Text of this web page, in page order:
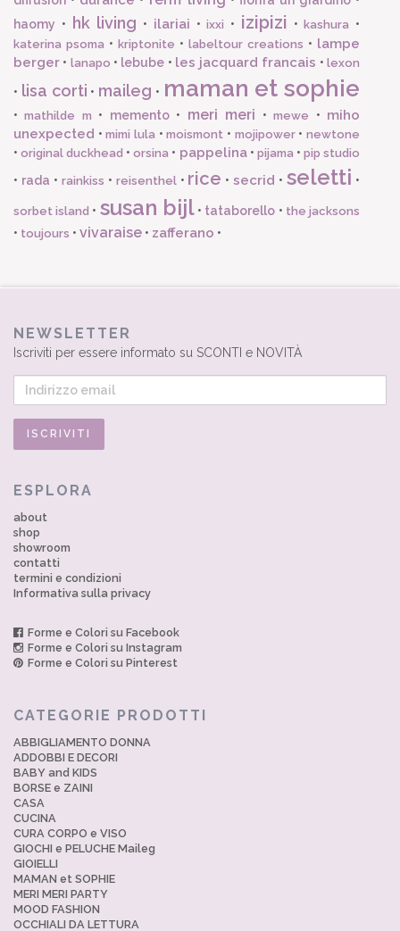
haomy • hk living • ilariai •ixxi • izipizi •kashura •
katerina psoma • kriptonite • labeltour creations • lampe
berger • lanapo • lebube • les jacquard francais •lexon
• lisa corti • maileg • maman et sophie
•mathilde m • memento• meri meri •mewe • miho
unexpected •mimi lula •moismont • mojipower•newtone
•original duckhead •orsina • pappelina• pijama • pip studio
• rada • rainkiss • reisenthel• rice •secrid •seletti •
sorbet island • susan bijl• tataborello • the jacksons
• toujours • vivaraise • zafferano •
NEWSLETTER
Iscriviti per essere informato su SCONTI e NOVITÀ
ESPLORA
about
shop
showroom
contatti
termini e condizioni
Informativa sulla privacy
Forme e Colori su Facebook
Forme e Colori su Instagram
Forme e Colori su Pinterest
CATEGORIE PRODOTTI
ABBIGLIAMENTO DONNA
ADDOBBI E DECORI
BABY and KIDS
BORSE e ZAINI
CASA
CUCINA
CURA CORPO e VISO
GIOCHI e PELUCHE Maileg
GIOIELLI
MAMAN et SOPHIE
MERI MERI PARTY
MOOD FASHION
OCCHIALI DA LETTURA